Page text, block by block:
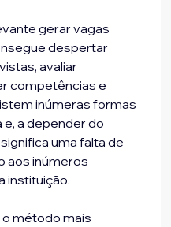
gerar vagas
despertar
avaliar
competências e
inúmeras formas
a depender do
uma falta de
aos inúmeros
instituição.
método mais